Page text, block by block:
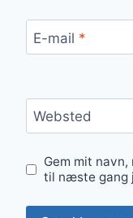
E-mail *
Websted
Gem mit
til næste gang